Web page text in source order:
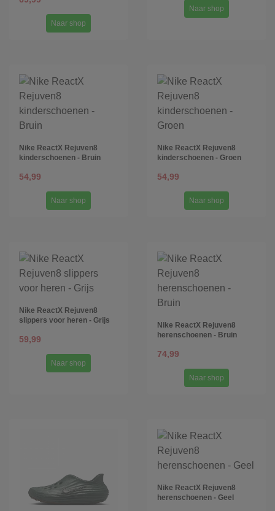
Naar shop
Naar shop
Nike ReactX Rejuven8
kinderschoenen - Bruin
54,99
Naar shop
Nike ReactX Rejuven8
kinderschoenen - Groen
54,99
Naar shop
Nike ReactX Rejuven8
slippers voor heren - Grijs
59,99
Naar shop
Nike ReactX Rejuven8
herenschoenen - Bruin
74,99
Naar shop
Nike ReactX Rejuven8
herenschoenen - Geel